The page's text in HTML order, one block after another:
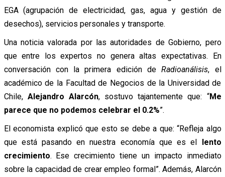
EGA (agrupación de electricidad, gas, agua y gestión de
desechos), servicios personales y transporte.
Una noticia valorada por las autoridades de Gobierno, pero
que entre los expertos no genera altas expectativas. En
conversación con la primera edición deRadioanálisis, el
académico de la Facultad de Negocios de la Universidad de
Chile,Alejandro Alarcón, sostuvo tajantemente que: “Me
parece que no podemos celebrar el 0.2%”.
El economista explicó que esto se debe a que: “Refleja algo
que está pasando en nuestra economía que es el lento
crecimiento. Ese crecimiento tiene un impacto inmediato
sobre la capacidad de crear empleo formal”. Además, Alarcón